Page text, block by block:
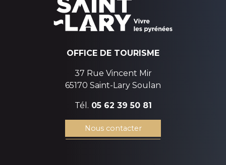
OFFICE DE TOURISME
37 Rue Vincent Mir
65170 Saint-Lary Soulan
Tél. 05 62 39 50 81
Nous contacter